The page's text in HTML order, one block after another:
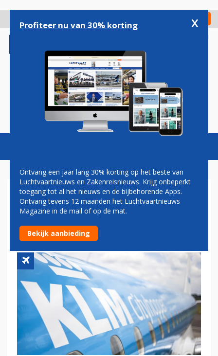
gaan
Check in
Magazine Podcasts Vacatures
KLM CITYHOPPER HEEFT
TIENDE EMBRAER 195-E2
BINNEN
Profiteer nu van 30% korting x
Ontvang een jaar lang 30% korting op het beste van
Luchtvaartnieuws en Zakenreisnieuws. Krijg onbeperkt
toegang tot al het nieuws en de bijbehorende Apps.
Ontvang tevens 12 maanden het Luchtvaartnieuws
Magazine in de mail of op de mat.
Bekijk aanbieding